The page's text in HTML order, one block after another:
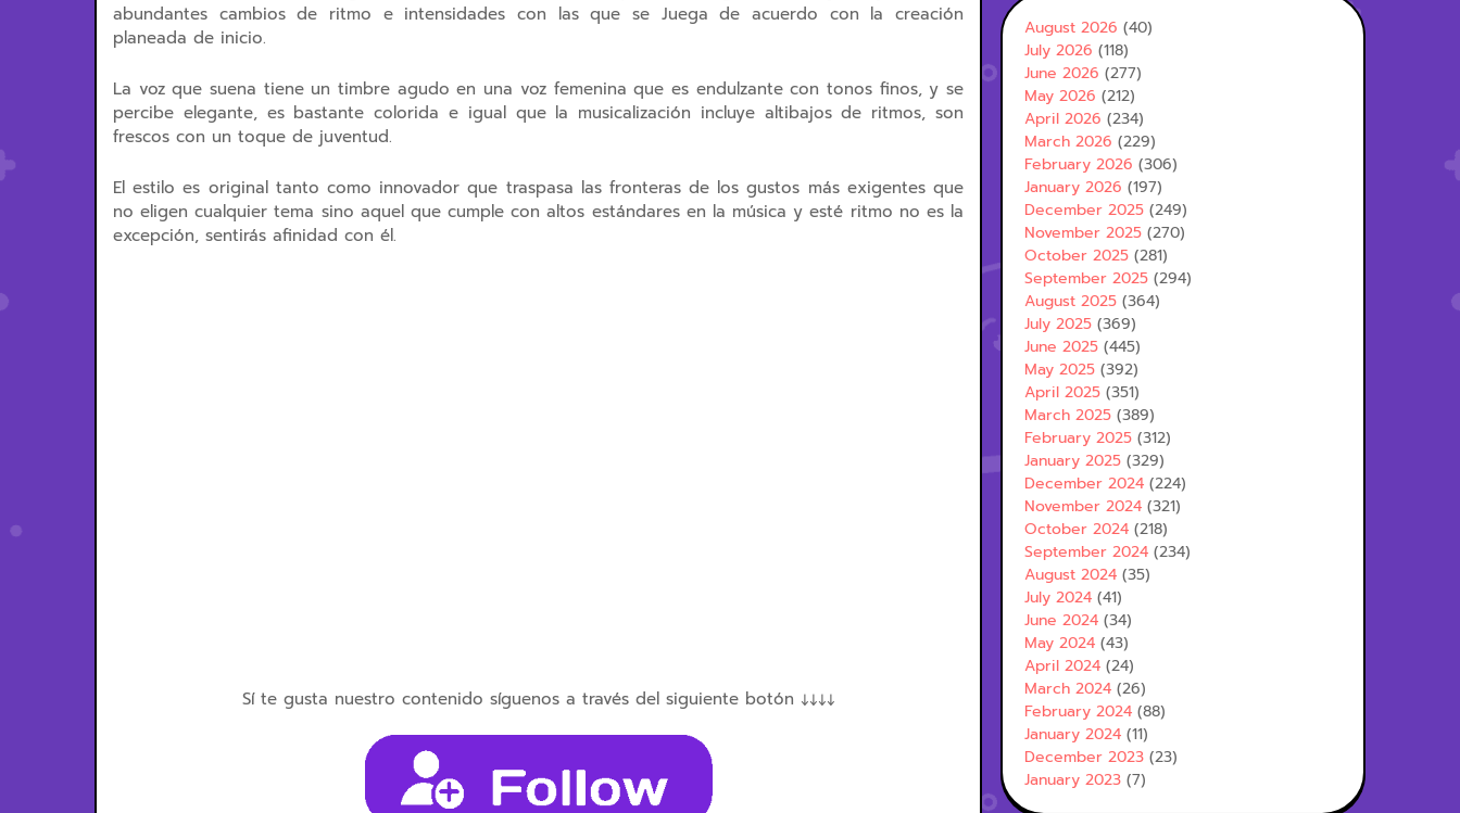
abundantes cambios de ritmo e intensidades con las que se Juega de acuerdo con la creación
planeada de inicio.
La voz que suena tiene un timbre agudo en una voz femenina que es endulzante con tonos finos, y se
percibe elegante, es bastante colorida e igual que la musicalización incluye altibajos de ritmos, son
frescos con un toque de juventud.
El estilo es original tanto como innovador que traspasa las fronteras de los gustos más exigentes que
no eligen cualquier tema sino aquel que cumple con altos estándares en la música y esté ritmo no es la
excepción, sentirás afinidad con él.
Sí te gusta nuestro contenido síguenos a través del siguiente botón ↓↓↓↓
August 2026 (40)
July 2026 (118)
June 2026 (277)
May 2026 (212)
April 2026 (234)
March 2026 (229)
February 2026 (306)
January 2026 (197)
December 2025 (249)
November 2025 (270)
October 2025 (281)
September 2025 (294)
August 2025 (364)
July 2025 (369)
June 2025 (445)
May 2025 (392)
April 2025 (351)
March 2025 (389)
February 2025 (312)
January 2025 (329)
December 2024 (224)
November 2024 (321)
October 2024 (218)
September 2024 (234)
August 2024 (35)
July 2024 (41)
June 2024 (34)
May 2024 (43)
April 2024 (24)
March 2024 (26)
February 2024 (88)
January 2024 (11)
December 2023 (23)
January 2023 (7)